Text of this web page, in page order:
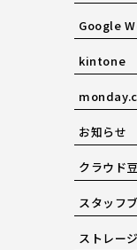
Google
kintone
お知らせ
クラウド
スタッフ
ストレー